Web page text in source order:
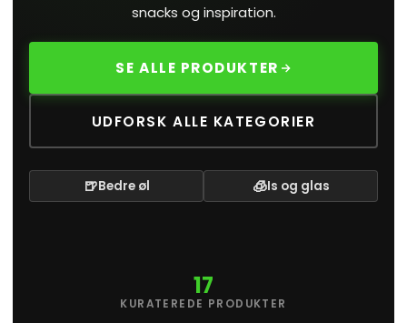
snacks og inspiration.
SE ALLE PRODUKTER
UDFORSK ALLE KATEGORIER
🍺Bedre øl 🧊Is og glas
17
KURATEREDE PRODUKTER